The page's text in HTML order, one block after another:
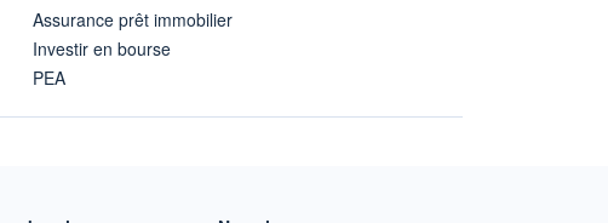
Assurance prêt immobilier
Investir en bourse
PEA